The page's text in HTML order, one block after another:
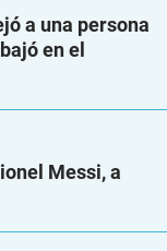
a una persona
en el
Messi, a